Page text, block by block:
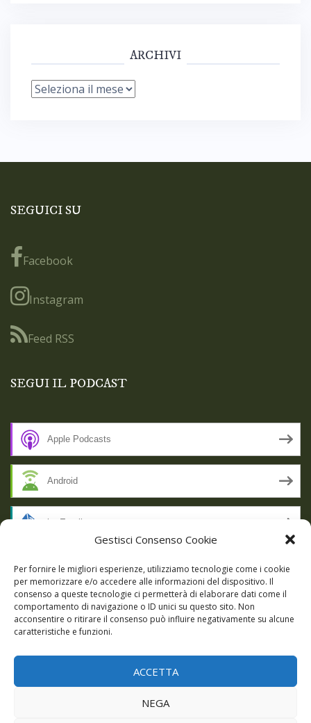
Gestisci Consenso Cookie
Per fornire le migliori esperienze, utilizziamo tecnologie come i cookie
per memorizzare e/o accedere alle informazioni del dispositivo. Il
consenso a queste tecnologie ci permetterà di elaborare dati come il
comportamento di navigazione o ID unici su questo sito. Non
acconsentire o ritirare il consenso può influire negativamente su alcune
caratteristiche e funzioni.
ACCETTA
NEGA
ARCHIVI
Archivi
SEGUICI SU
Facebook
Instagram
Feed RSS
SEGUI IL PODCAST
Apple Podcasts
Android
by Email
RSS
SSL SECURE
|Theme: